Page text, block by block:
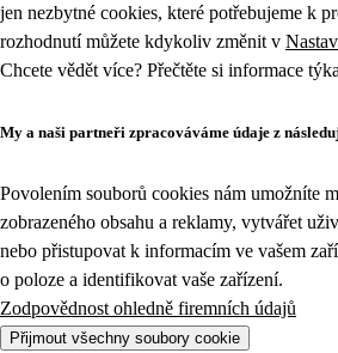
jen nezbytné cookies, které potřebujeme k
rozhodnutí můžete kdykoliv změnit v
Chcete vědět více? Přečtěte si informace
My a naši partneři zpracováváme údaje z
Povolením souborů cookies nám umožníte
zobrazeného obsahu a reklamy, vytvářet
nebo přistupovat k informacím ve vašem
o poloze a identifikovat vaše zařízení.
Zodpovědnost ohledně firemních údajů
Přijmout všechny soubory cookie